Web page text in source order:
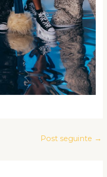
Post seguinte →